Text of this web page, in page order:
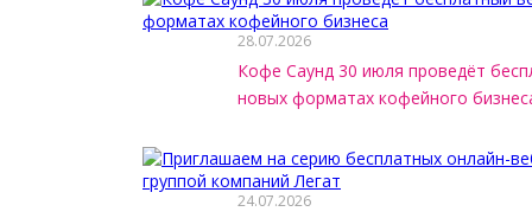
28.07.2026
Кофе Саунд 30 июля проведёт
новых форматах кофейного
24.07.2026